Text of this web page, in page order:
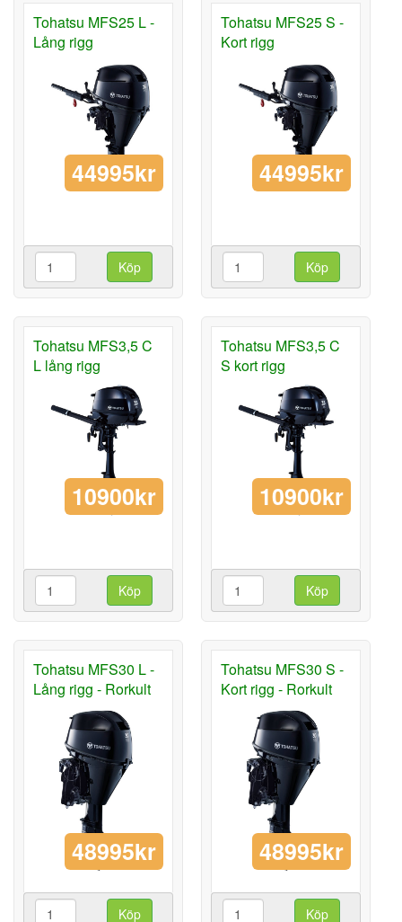
Tohatsu MFS25 L -
Lång rigg
44995kr
Köp
Tohatsu MFS25 S -
Kort rigg
44995kr
Köp
Tohatsu MFS3,5 C
L lång rigg
10900kr
Köp
Tohatsu MFS3,5 C
S kort rigg
10900kr
Köp
Tohatsu MFS30 L -
Lång rigg - Rorkult
48995kr
Köp
Tohatsu MFS30 S -
Kort rigg - Rorkult
48995kr
Köp